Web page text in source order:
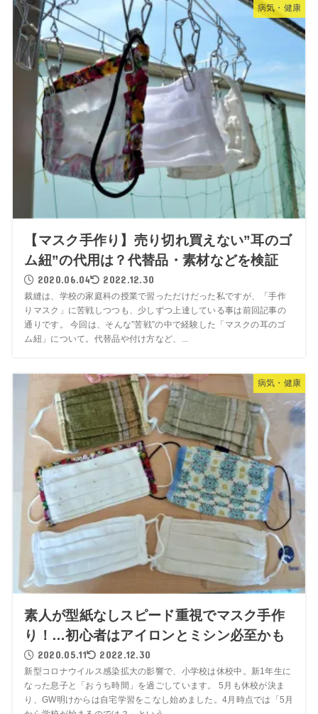
病気・健康
【マスク手作り】売り切れ買えない”耳のゴ
ム紐”の代用は？代替品・素材などを検証
2020.06.04 2022.12.30
裁縫は、学校の家庭科の授業で習っただけだった私ですが、「手作
りマスク」に苦戦しつつも、少しずつ上達している事は前回記事の
通りです。 今回は、そんな”苦戦”の中で経験した「マスクの耳のゴ
ム紐」について。代替品や付け方など、...
病気・健康
素人が型紙なしスピード重視でマスク手作
り！…初心者はアイロンとミシン必至かも
2020.05.11 2022.12.30
新型コロナウイルス感染拡大の影響で、小学校は休校中。新1年生に
なった息子と「おうち時間」を過ごしています。 5月も休校が決ま
り、GW明けからは自宅学習をこなし始めました。4月時点では「5月